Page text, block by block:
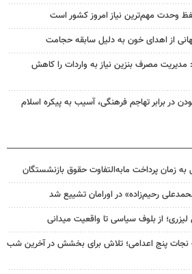
وحدت مهم‌ترین نیاز امروز کشور است
مصرف بنزین نیاز به واردات را کاهش
در برابر تهاجم فرهنگی، آسیب به پیکره اسلام
به زمان پرداخت مابه‌التفاوت حقوق بازنشستگان
رحیم‌زاده» در اورامان تشییع شد
از بلوف سیاسی تا واقعیت میدانی
نجات پنج اعدامی؛ تلاش برای بخشش در آخرین شب